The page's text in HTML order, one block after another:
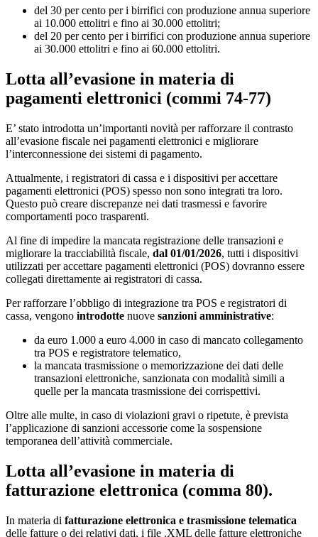
del 30 per cento per i birrifici con produzione annua superiore
ai 10.000 ettolitri e fino ai 30.000 ettolitri;
del 20 per cento per i birrifici con produzione annua superiore
ai 30.000 ettolitri e fino ai 60.000 ettolitri.
Lotta all’evasione in materia di
pagamenti elettronici (commi 74-77)
E’ stato introdotta un’importanti novità per rafforzare il contrasto
all’evasione fiscale nei pagamenti elettronici e migliorare
l’interconnessione dei sistemi di pagamento.
Attualmente, i registratori di cassa e i dispositivi per accettare
pagamenti elettronici (POS) spesso non sono integrati tra loro.
Questo può creare discrepanze nei dati trasmessi e favorire
comportamenti poco trasparenti.
Al fine di impedire la mancata registrazione delle transazioni e
migliorare la tracciabilità fiscale, dal 01/01/2026, tutti i dispositivi
utilizzati per accettare pagamenti elettronici (POS) dovranno essere
collegati direttamente ai registratori di cassa.
Per rafforzare l’obbligo di integrazione tra POS e registratori di
cassa, vengono introdotte nuove sanzioni amministrative:
da euro 1.000 a euro 4.000 in caso di mancato collegamento
tra POS e registratore telematico,
la mancata trasmissione o memorizzazione dei dati delle
transazioni elettroniche, sanzionata con modalità simili a
quelle per la mancata trasmissione dei corrispettivi.
Oltre alle multe, in caso di violazioni gravi o ripetute, è prevista
l’applicazione di sanzioni accessorie come la sospensione
temporanea dell’attività commerciale.
Lotta all’evasione in materia di
fatturazione elettronica (comma 80).
In materia di fatturazione elettronica e trasmissione telematica
delle fatture o dei relativi dati, i file .XML delle fatture elettroniche